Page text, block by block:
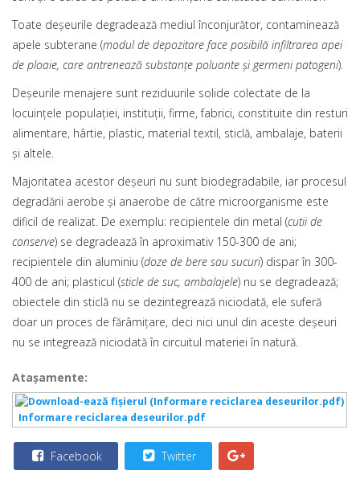
Toate deşeurile degradează mediul înconjurător, contaminează
apele subterane (modul de depozitare face posibilă infiltrarea apei
de ploaie, care antrenează substanţe poluante şi germeni patogeni).
Deşeurile menajere sunt reziduurile solide colectate de la
locuinţele populaţiei, instituţii, firme, fabrici, constituite din resturi
alimentare, hârtie, plastic, material textil, sticlă, ambalaje, baterii
şi altele.
Majoritatea acestor deşeuri nu sunt biodegradabile, iar procesul
degradării aerobe şi anaerobe de către microorganisme este
dificil de realizat. De exemplu: recipientele din metal (cutii de
conserve) se degradează în aproximativ 150-300 de ani;
recipientele din aluminiu (doze de bere sau sucuri) dispar în 300-
400 de ani; plasticul (sticle de suc, ambalajele) nu se degradează;
obiectele din sticlă nu se dezintegrează niciodată, ele suferă
doar un proces de fărâmiţare, deci nici unul din aceste deşeuri
nu se integrează niciodată în circuitul materiei în natură.
Ataşamente:
Informare reciclarea deseurilor.pdf
Facebook Twitter